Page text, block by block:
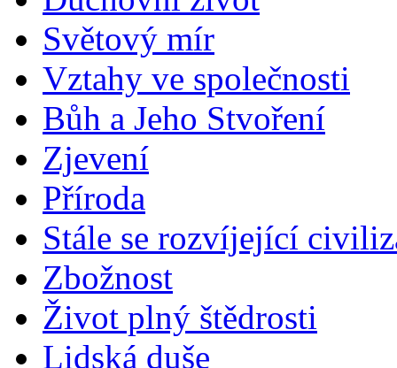
Světový mír
Vztahy ve společnosti
Bůh a Jeho Stvoření
Zjevení
Příroda
Stále se rozvíjející
Zbožnost
Život plný štědrosti
Lidská duše